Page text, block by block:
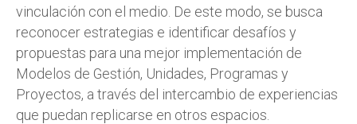
vinculación con el medio. De este modo, se busca
reconocer estrategias e identificar desafíos y
propuestas para una mejor implementación de
Modelos de Gestión, Unidades, Programas y
Proyectos, a través del intercambio de experiencias
que puedan replicarse en otros espacios.